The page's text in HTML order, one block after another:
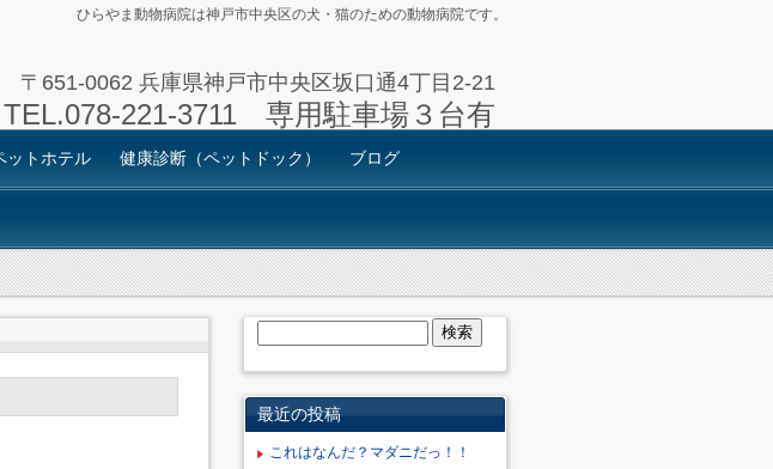
ひらやま動物病院は神戸市中央区の犬・猫のための動物病院です。
〒651-0062 兵庫県神戸市中央区坂口通4丁目2-21
TEL.078-221-3711 専用駐車場３台有
ットホテル 健康診断（ペットドック） ブログ
最近の投稿
これはなんだ？マダニだっ！！